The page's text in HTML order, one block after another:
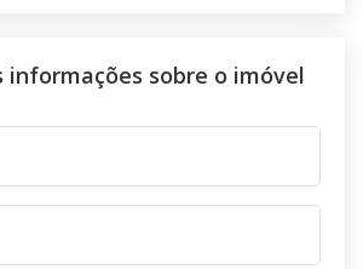
informações sobre o imóvel